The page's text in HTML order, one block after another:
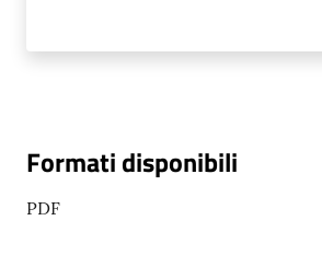
Formati disponibili
PDF